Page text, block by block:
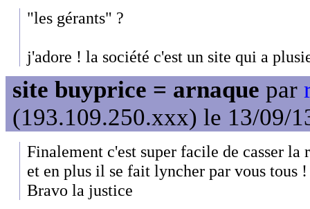
"les gérants" ?
j'adore ! la société c'est un site qui a
site buyprice = arnaque par
(193.109.250.xxx) le 13/09/
Finalement c'est super facile de casser
et en plus il se fait lyncher par vous tous !
Bravo la justice